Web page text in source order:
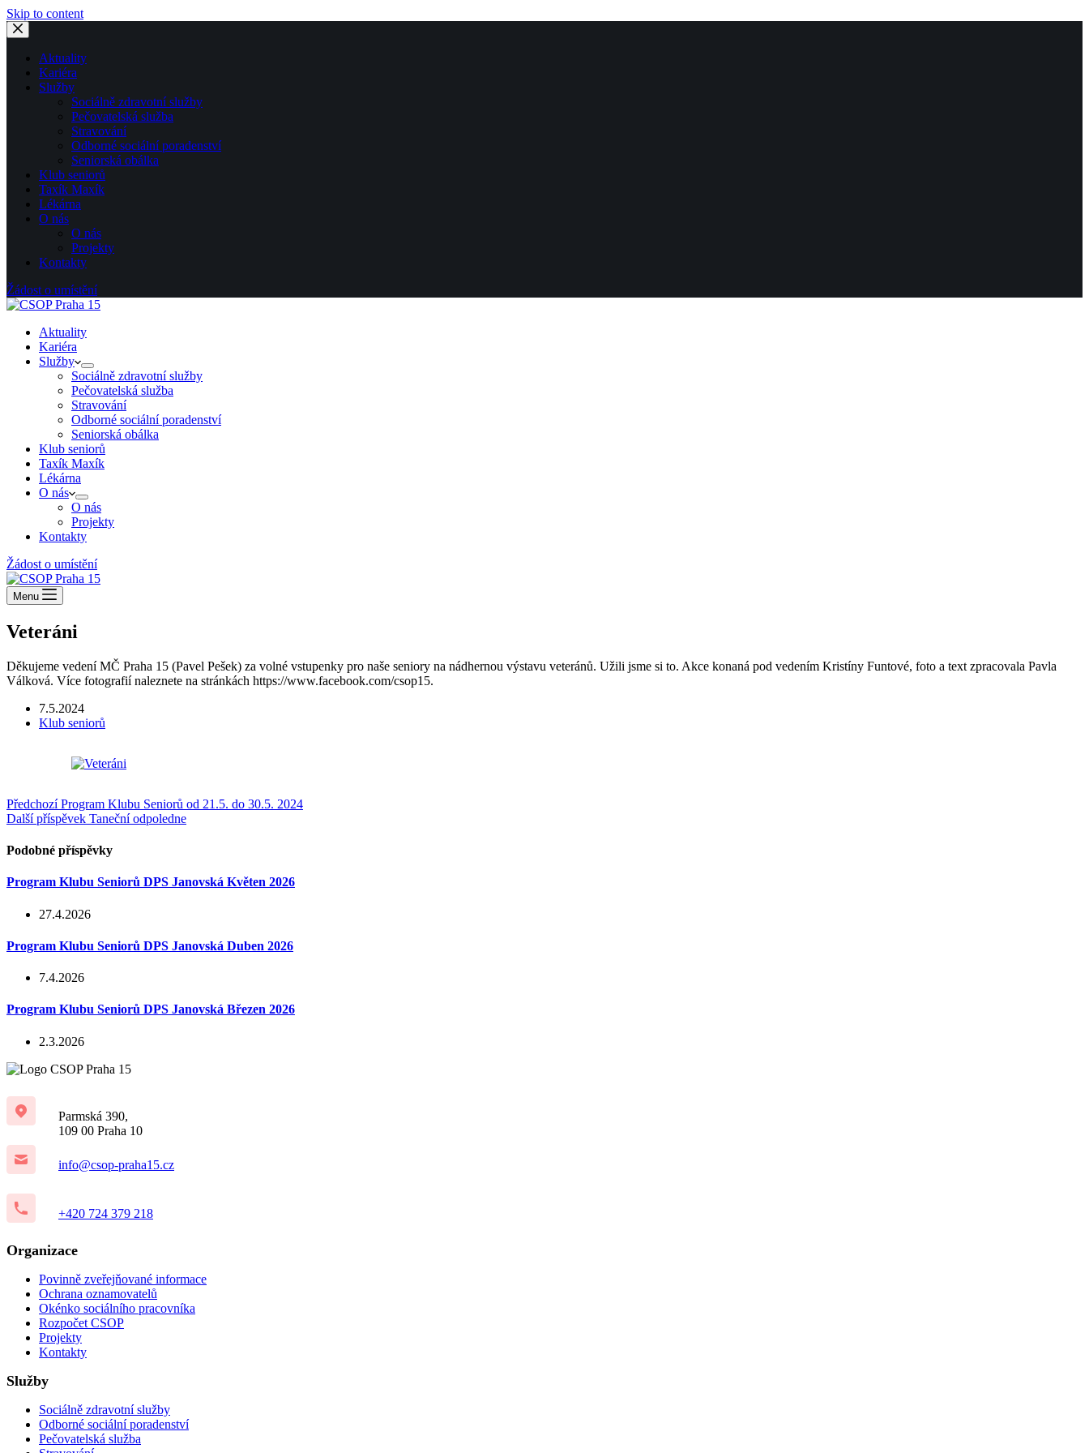
Skip to content
Aktuality
Kariéra
Služby
Sociálně zdravotní služby
Pečovatelská služba
Stravování
Odborné sociální poradenství
Seniorská obálka
Klub seniorů
Taxík Maxík
Lékárna
O nás
O nás
Projekty
Kontakty
Žádost o umístění
Aktuality
Kariéra
Služby
Sociálně zdravotní služby
Pečovatelská služba
Stravování
Odborné sociální poradenství
Seniorská obálka
Klub seniorů
Taxík Maxík
Lékárna
O nás
O nás
Projekty
Kontakty
Žádost o umístění
Menu
Veteráni
Děkujeme vedení MČ Praha 15 (Pavel Pešek) za volné vstupenky pro naše seniory na nádhernou výstavu veteránů. Užili jsme si to. Akce konaná pod vedením Kristíny Funtové, foto a text zpracovala Pavla
Válková. Více fotografií naleznete na stránkách https://www.facebook.com/csop15.
7.5.2024
Klub seniorů
PředchozíProgram Klubu Seniorů od 21.5. do 30.5. 2024
Další příspěvek Taneční odpoledne
Podobné příspěvky
Program Klubu Seniorů DPS Janovská Květen 2026
27.4.2026
Program Klubu Seniorů DPS Janovská Duben 2026
7.4.2026
Program Klubu Seniorů DPS Janovská Březen 2026
2.3.2026
Parmská 390,
109 00 Praha 10
info@csop-praha15.cz
+420 724 379 218
Organizace
Povinně zveřejňované informace
Ochrana oznamovatelů
Okénko sociálního pracovníka
Rozpočet CSOP
Projekty
Kontakty
Služby
Sociálně zdravotní služby
Odborné sociální poradenství
Pečovatelská služba